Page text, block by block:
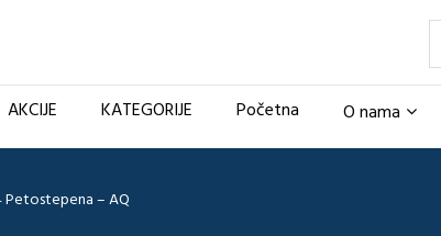
AKCIJE KATEGORIJE Početna O nama
Petostepena – AQ